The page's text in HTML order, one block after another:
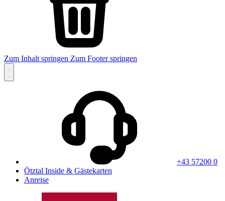
Zum Inhalt springen Zum Footer springen
+43 57200 0
Ötztal Inside & Gästekarten
Anreise